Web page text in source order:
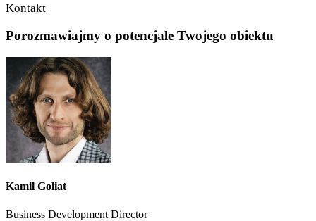
Kontakt
Porozmawiajmy o potencjale Twojego obiektu
Kamil Goliat
Business Development Director